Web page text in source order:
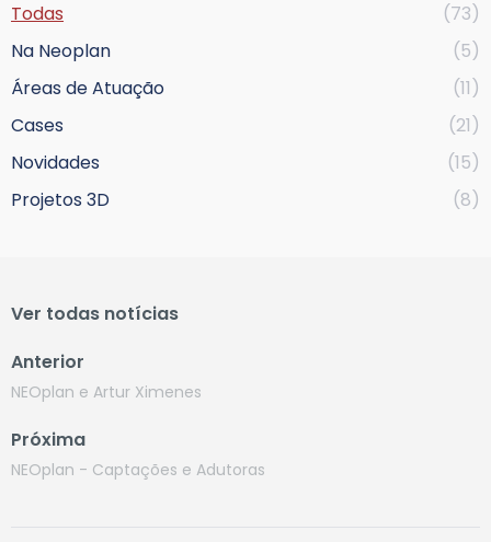
Todas
(73)
Na Neoplan
(5)
Áreas de Atuação
(11)
Cases
(21)
Novidades
(15)
Projetos 3D
(8)
Ver todas notícias
Anterior
NEOplan e Artur Ximenes
Próxima
NEOplan - Captações e Adutoras